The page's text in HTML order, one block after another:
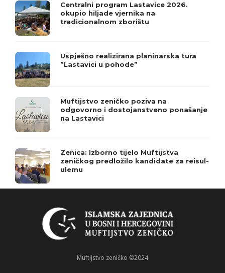
Centralni program Lastavice 2026.
okupio hiljade vjernika na
tradicionalnom zborištu
Uspješno realizirana planinarska tura
”Lastavici u pohode”
Muftijstvo zeničko poziva na
odgovorno i dostojanstveno ponašanje
na Lastavici
Zenica: Izborno tijelo Muftijstva
zeničkog predložilo kandidate za reisul-
ulemu
Muftijstvo zeničko ©2024